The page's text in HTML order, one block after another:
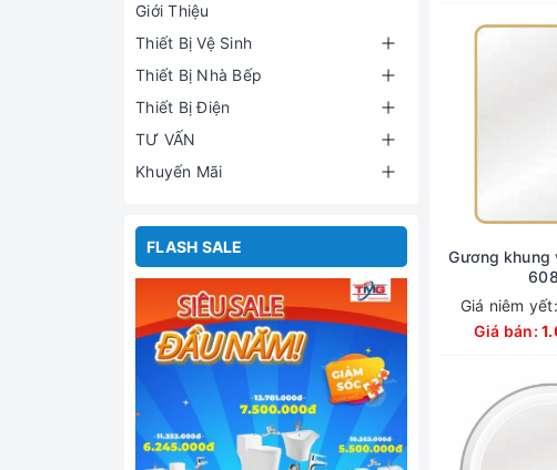
Giới Thiệu
Thiết Bị Vệ Sinh
Thiết Bị Nhà Bếp
Thiết Bị Điện
TƯ VẤN
Khuyến Mãi
FLASH SALE
Gương khung
Giá niêm
Giá bán: